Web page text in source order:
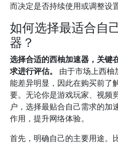
而决定是否持续使用或调整设
如何选择最适合自
器？
选择合适的西柚加速器，关键
求进行评估。
由于市场上西柚
能差异明显，因此在购买前了
要。无论你是游戏玩家、视频
户，选择最贴合自己需求的加
作用，提升网络体验。
首先，明确自己的主要用途。